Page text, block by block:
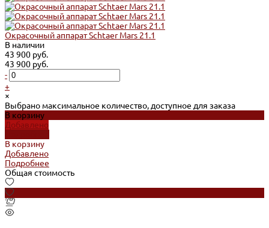
Окрасочный аппарат Schtaer Mars 21.1
В наличии
43 900 руб.
43 900 руб.
-
+
×
Выбрано максимальное количество, доступное для заказа
В корзину
Добавлено
В корзину
Добавлено
Подробнее
Общая стоимость